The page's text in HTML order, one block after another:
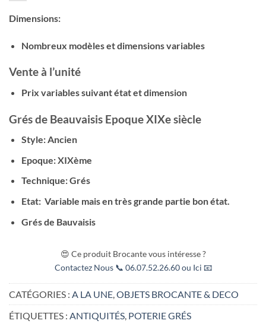
Dimensions:
Nombreux modèles et dimensions variables
Vente à l’unité
Prix variables suivant état et dimension
Grés de Beauvaisis Epoque XIXe siècle
Style: Ancien
Epoque: XIXème
Technique: Grés
Etat: Variable mais en très grande partie bon état.
Grés de Bauvaisis
😍 Ce produit Brocante vous intéresse ?
Contactez Nous 📞 06.07.52.26.60 ou Ici 📧
CATÉGORIES : A LA UNE,OBJETS BROCANTE & DECO
ÉTIQUETTES : ANTIQUITÉS, POTERIE GRÉS